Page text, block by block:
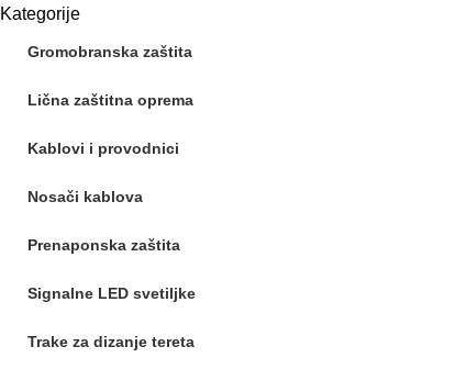
Kategorije
Gromobranska zaštita
Lična zaštitna oprema
Kablovi i provodnici
Nosači kablova
Prenaponska zaštita
Signalne LED svetiljke
Trake za dizanje tereta